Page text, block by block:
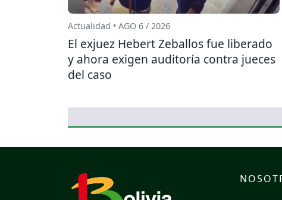
Actualidad • AGO 6 / 2026
El exjuez Hebert Zeballos fue liberado
y ahora exigen auditoría contra jueces
del caso